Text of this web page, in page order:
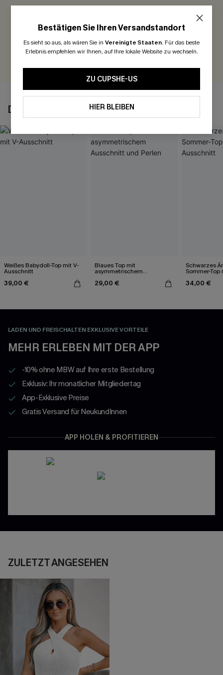
Seien Sie der Erste, der bewertet
300 Punkte für Ihre Bewertung!
BEWERTEN
DAS KÖNNTE IHNEN AUCH GEFALLEN
Weißes Babydoll-Top mit V-
Ausschnitt
39,00 €
Blaues Top mit
asymmetrischem
29,00 €
Schwarzes
Sommer-
34,00 €
LADEN UND FREISCHALTEN EXKLUSIVE VORTEILE
MEHR ERLEBEN MIT DER APP
-10% ohne MBW auf Ihre erste Bestellung
Exklusiv: Ihr monatlicher Mitgliedertag
App-Exklusive Preise
Gratis Versand für NeukundInnen
APP HOLEN & PROFITIEREN
ZULETZT ANGESEHEN
Bestätigen Sie Ihren Versandstandort
Es sieht so aus, als wären Sie in Vereinigte Staaten. Für das beste
Erlebnis empfehlen wir Ihnen, auf Ihre lokale Website zu wechseln.
ZU CUPSHE-US
HIER BLEIBEN